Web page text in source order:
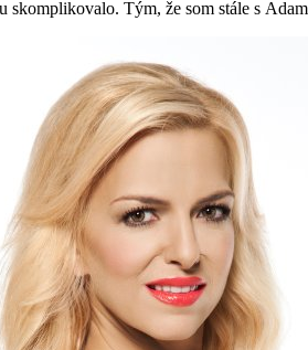
skomplikovalo. Tým, že som stále s